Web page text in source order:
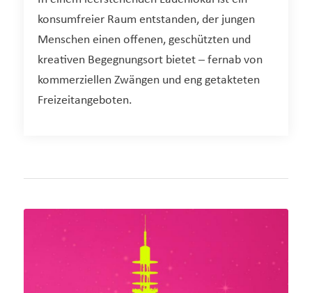
konsumfreier Raum entstanden, der jungen
Menschen einen offenen, geschützten und
kreativen Begegnungsort bietet – fernab von
kommerziellen Zwängen und eng getakteten
Freizeitangeboten.